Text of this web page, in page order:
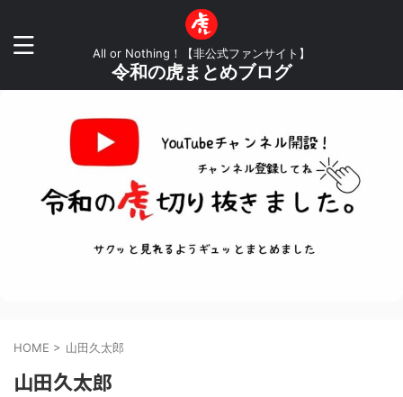
All or Nothing！【非公式ファンサイト】
令和の虎まとめブログ
HOME > 山田久太郎
山田久太郎